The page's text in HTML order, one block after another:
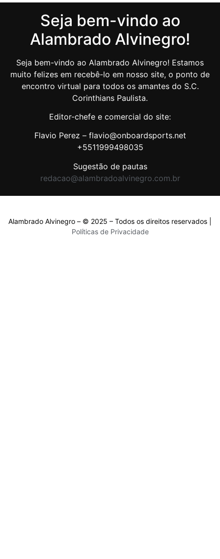
Seja bem-vindo ao
Alambrado Alvinegro!
Seja bem-vindo ao Alambrado Alvinegro! Estamos
muito felizes em recebê-lo em nosso site, o ponto de
encontro virtual para todos os amantes do S.C.
Corinthians Paulista.
Editor-chefe e comercial do site:
Flavio Perez – flavio@onboardsports.net
+5511999498035
Sugestão de pautas
redacao@alambradoalvinegro.com.br
Alambrado Alvinegro – © 2025 – Todos os direitos reservados |
Políticas de Privacidade